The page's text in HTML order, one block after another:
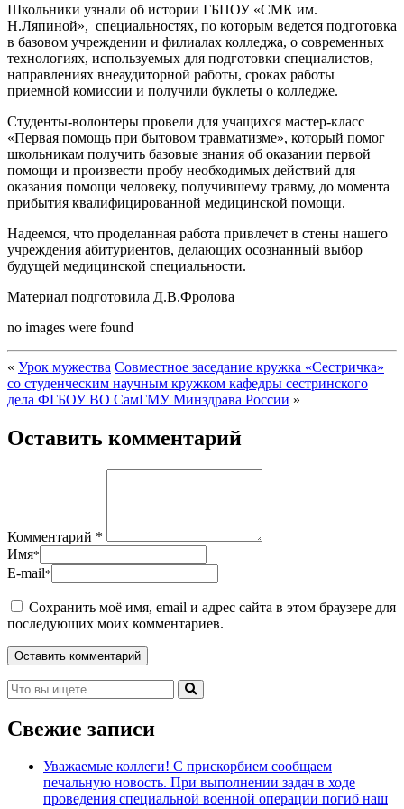
Школьники узнали об истории ГБПОУ «СМК им.
Н.Ляпиной», специальностях, по которым ведется подготовка
в базовом учреждении и филиалах колледжа, о современных
технологиях, используемых для подготовки специалистов,
направлениях внеаудиторной работы, сроках работы
приемной комиссии и получили буклеты о колледже.
Студенты-волонтеры провели для учащихся мастер-класс
«Первая помощь при бытовом травматизме», который помог
школьникам получить базовые знания об оказании первой
помощи и произвести пробу необходимых действий для
оказания помощи человеку, получившему травму, до момента
прибытия квалифицированной медицинской помощи.
Надеемся, что проделанная работа привлечет в стены нашего
учреждения абитуриентов, делающих осознанный выбор
будущей медицинской специальности.
Материал подготовила Д.В.Фролова
no images were found
« Урок мужества Совместное заседание кружка «Сестричка»
со студенческим научным кружком кафедры сестринского
дела ФГБОУ ВО СамГМУ Минздрава России »
Оставить комментарий
Комментарий *
Имя*
E-mail*
Сохранить моё имя, email и адрес сайта в этом браузере для
последующих моих комментариев.
Свежие записи
Уважаемые коллеги! С прискорбием сообщаем
печальную новость. При выполнении задач в ходе
проведения специальной военной операции погиб наш